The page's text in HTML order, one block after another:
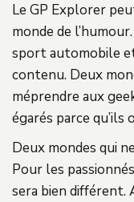
Le GP Explorer
monde de
sport automobile
contenu. Deux
méprendre aux
égarés parce
Deux mondes qui
Pour les
sera bien différent.